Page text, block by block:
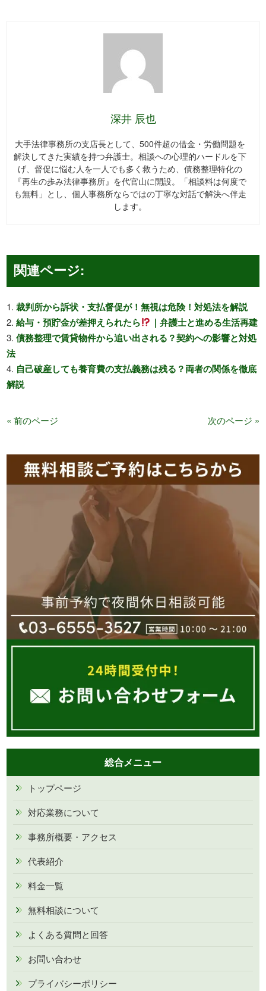
深井 辰也
大手法律事務所の支店長として、500件超の借金・労働問題を
解決してきた実績を持つ弁護士。相談への心理的ハードルを下
げ、督促に悩む人を一人でも多く救うため、債務整理特化の
『再生の歩み法律事務所』を代官山に開設。「相談料は何度で
も無料」とし、個人事務所ならではの丁寧な対話で解決へ伴走
します。
関連ページ:
裁判所から訴状・支払督促が！無視は危険！対処法を解説
給与・預貯金が差押えられたら
｜弁護士と進める生活再建
債務整理で賃貸物件から追い出される？契約への影響と対処
法
自己破産しても養育費の支払義務は残る？両者の関係を徹底
解説
« 前のページ 次のページ »
総合メニュー
トップページ
対応業務について
事務所概要・アクセス
代表紹介
料金一覧
無料相談について
よくある質問と回答
お問い合わせ
プライバシーポリシー